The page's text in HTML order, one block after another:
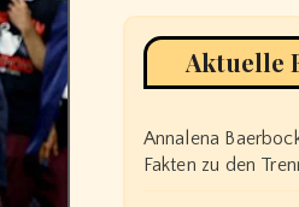
Aktuelle
Annalena
Fakten zu den